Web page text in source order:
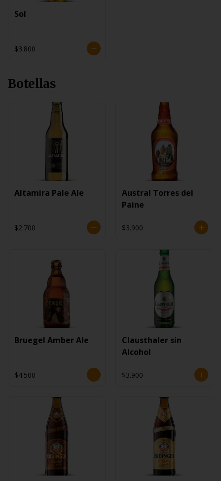
Sol
$3.800
Botellas
Altamira Pale Ale
$2.700
Austral Torres del
Paine
$3.900
Bruegel Amber Ale
$4.500
Clausthaler sin
Alcohol
$3.900